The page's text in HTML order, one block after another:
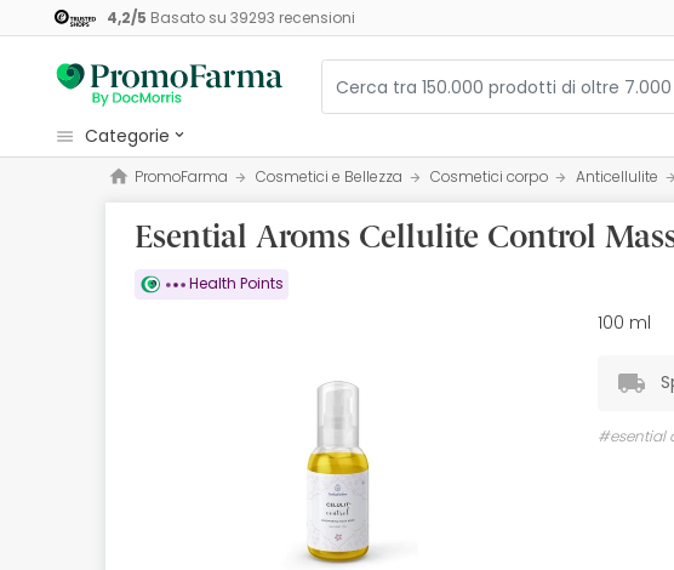
4,2/5 Basato su 39293 recensioni
categorie
Cosmetici e Bellezza
Salute e Benessere
Igiene
PromoFarma Cosmetici e Bellezza Cosmetici corpo Anticellulite
Esential Aroms Cellulite Control
Health Points
100 ml
#esential